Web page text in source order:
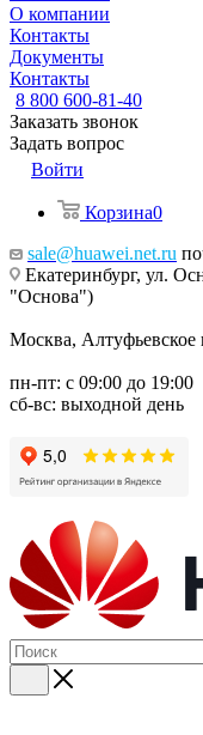
О компании
Контакты
Документы
Контакты
8 800 600-81-40
Заказать звонок
Задать вопрос
Войти
Корзина0
sale@huawei.net.ru
Екатеринбург, ул.
"Основа")
Москва,
пн-пт: с 09:00 до 19:00
сб-вс: выходной день